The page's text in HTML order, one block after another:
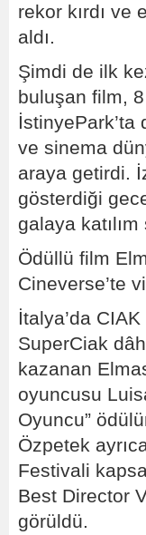
rekor kırdı ve
aldı.
Şimdi de ilk
buluşan film,
İstinyePark’ta
ve sinema
araya getirdi.
gösterdiği
galaya katılım
Ödüllü film
Cineverse’te
İtalya’da CIAK
SuperCiak
kazanan
oyuncusu
Oyuncu”
Özpetek
Festivali
Best Director
görüldü.